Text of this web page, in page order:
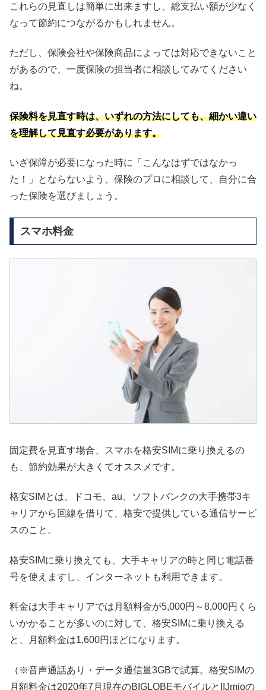
これらの見直しは簡単に出来ますし、総支払い額が少なく
なって節約につながるかもしれません。
ただし、保険会社や保険商品によっては対応できないこと
があるので、一度保険の担当者に相談してみてください
ね。
保険料を見直す時は、いずれの方法にしても、細かい違い
を理解して見直す必要があります。
いざ保障が必要になった時に「こんなはずではなかっ
た！」とならないよう、保険のプロに相談して、自分に合
った保険を選びましょう。
スマホ料金
固定費を見直す場合、スマホを格安SIMに乗り換えるの
も、節約効果が大きくてオススメです。
格安SIMとは、ドコモ、au、ソフトバンクの大手携帯3キ
ャリアから回線を借りて、格安で提供している通信サービ
スのこと。
格安SIMに乗り換えても、大手キャリアの時と同じ電話番
号を使えますし、インターネットも利用できます。
料金は大手キャリアでは月額料金が5,000円～8,000円くら
いかかることが多いのに対して、格安SIMに乗り換える
と、月額料金は1,600円ほどになります。
（※音声通話あり・データ通信量3GBで試算。格安SIMの
月額料金は2020年7月現在のBIGLOBEモバイルとIIJmioの